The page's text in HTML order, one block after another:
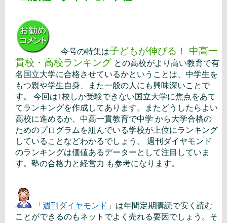
今号の特集は子どもが伸びる！ 中高一
貫校・高校ランキング との高校がより高い教育で有
名国立大学に合格させているかということは、中学生を
もつ親や学生自身、また一般の人にも興味深いことで
す。 今回は1校しか受験できない国立大学に焦点をあて
てランキングを作成してあります。またどうしたらよい
高校に進めるか、中高一貫教育で中学 から大学合格の
ためのプログラムを組んでいる学校が上位にランキング
していることなどわかるでしょう。 週刊ダイヤモンド
のランキングは価値あるデーターとして注目していま
す。塾の合格力と経営力 も参考になります。
「 週刊ダイヤモンド 」は年間定期購読で安く読む
ことができるのもネットでよく売れる要因でしょう。そ